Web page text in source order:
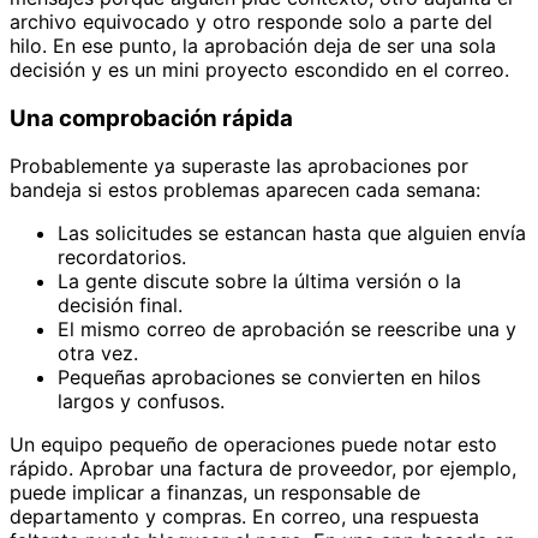
archivo equivocado y otro responde solo a parte del
hilo. En ese punto, la aprobación deja de ser una sola
decisión y es un mini proyecto escondido en el correo.
Una comprobación rápida
Probablemente ya superaste las aprobaciones por
bandeja si estos problemas aparecen cada semana:
Las solicitudes se estancan hasta que alguien envía
recordatorios.
La gente discute sobre la última versión o la
decisión final.
El mismo correo de aprobación se reescribe una y
otra vez.
Pequeñas aprobaciones se convierten en hilos
largos y confusos.
Un equipo pequeño de operaciones puede notar esto
rápido. Aprobar una factura de proveedor, por ejemplo,
puede implicar a finanzas, un responsable de
departamento y compras. En correo, una respuesta